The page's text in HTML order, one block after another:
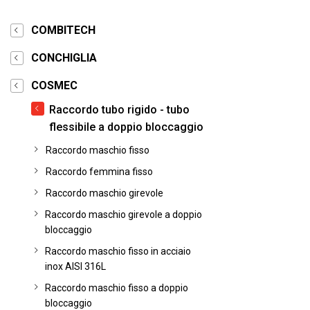
COMBITECH
CONCHIGLIA
COSMEC
Raccordo tubo rigido - tubo
flessibile a doppio bloccaggio
Raccordo maschio fisso
Raccordo femmina fisso
Raccordo maschio girevole
Raccordo maschio girevole a doppio
bloccaggio
Raccordo maschio fisso in acciaio
inox AISI 316L
Raccordo maschio fisso a doppio
bloccaggio